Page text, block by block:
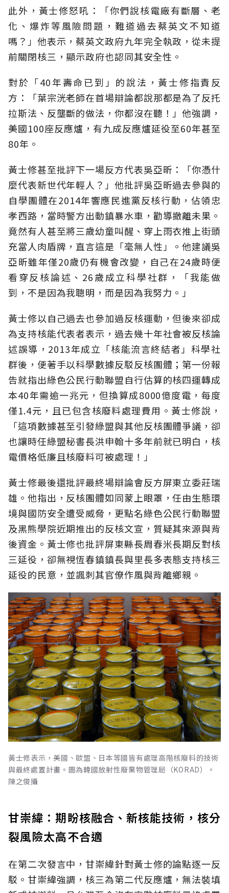
此外，黃士修怒吼：「你們說核電廠有斷層、老
化、爆炸等風險問題，難道過去蔡英文不知道
嗎？」他表示，蔡英文政府九年完全執政，從未提
前關閉核三，顯示政府也認同其安全性。
對於「40年壽命已到」的說法，黃士修指責反
方：「葉宗洸老師在首場辯論都說那都是為了反托
拉斯法、反壟斷的做法，你都沒在聽！」他強調，
美國100座反應爐，有九成反應爐延役至60年甚至
80年。
黃士修甚至批評下一場反方代表吳亞昕：「你憑什
麼代表新世代年輕人？」他批評吳亞昕過去參與的
自學團體在2014年響應民進黨反核行動，佔領忠
孝西路，當時警方出動鎮暴水車，勸導撤離未果。
竟然有人甚至將三歲幼童叫醒、穿上雨衣推上街頭
充當人肉盾牌，直言這是「毫無人性」。他建議吳
亞昕雖年僅20歲仍有機會改變，自己在24歲時便
看穿反核論述、26歲成立科學社群，「我能做
到，不是因為我聰明，而是因為我努力。」
黃士修以自己過去也參加過反核運動，但後來卻成
為支持核能代表者表示，過去幾十年社會被反核論
述誤導，2013年成立「核能流言終結者」科學社
群後，便著手以科學數據反駁反核團體；第一份報
告就指出綠色公民行動聯盟自行估算的核四運轉成
本40年需逾一兆元，但換算成8000億度電，每度
僅1.4元，且已包含核廢料處理費用。黃士修說，
「這項數據甚至引發綠盟與其他反核團體爭議，卻
也讓時任綠盟秘書長洪申翰十多年前就已明白，核
電價格低廉且核廢料可被處理！」
黃士修最後還批評最終場辯論會反方屏東立委莊瑞
雄。他指出，反核團體如同蒙上眼罩，任由生態環
境與國防安全遭受威脅，更點名綠色公民行動聯盟
及黑熊學院近期推出的反核文宣，質疑其來源與背
後資金。黃士修也批評屏東縣長周春米長期反對核
三延役，卻無視恆春鎮鎮長與里長多表態支持核三
延役的民意，並諷刺其官僚作風與背離鄉親。
黃士修表示，美國、歐盟、日本等國皆有處理高階核廢料的技術
與最終處置計畫。圖為韓國放射性廢棄物管理局（KORAD）。
陳之俊攝
甘崇緯：期盼核融合、新核能技術，核分
裂風險太高不合適
在第二次發言中，甘崇緯針對黃士修的論點逐一反
駁。甘崇緯強調，核三為第二代反應爐，無法裝填